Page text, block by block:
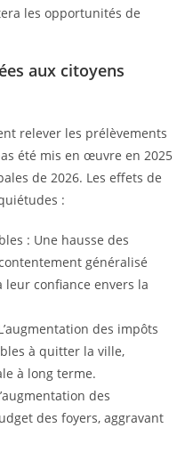
les opportunités de
aux citoyens
relever les prélèvements
été mis en œuvre en 2025
de 2026. Les effets de
:
: Une hausse des
généralisé
confiance envers la
des impôts
à quitter la ville,
à long terme.
des
des foyers, aggravant